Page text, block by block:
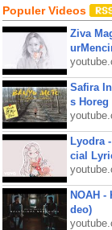
Populer Videos
Ziva
Safira
s Horeg
Lyodra
cial
NOAH
deo)